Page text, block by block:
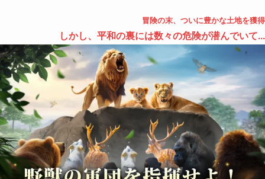
冒険の末、ついに豊かな土地を獲得
しかし、平和の裏には数々の危険が潜んでいて...